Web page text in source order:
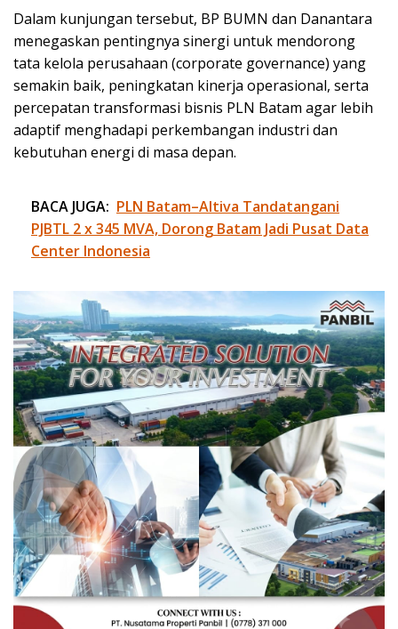
Dalam kunjungan tersebut, BP BUMN dan Danantara
menegaskan pentingnya sinergi untuk mendorong
tata kelola perusahaan (corporate governance) yang
semakin baik, peningkatan kinerja operasional, serta
percepatan transformasi bisnis PLN Batam agar lebih
adaptif menghadapi perkembangan industri dan
kebutuhan energi di masa depan.
BACA JUGA: PLN Batam–Altiva Tandatangani
PJBTL 2 x 345 MVA, Dorong Batam Jadi Pusat Data
Center Indonesia